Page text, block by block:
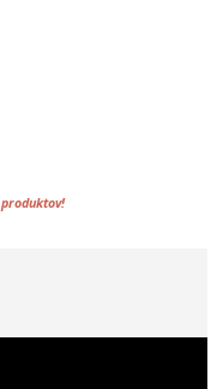
produktov!